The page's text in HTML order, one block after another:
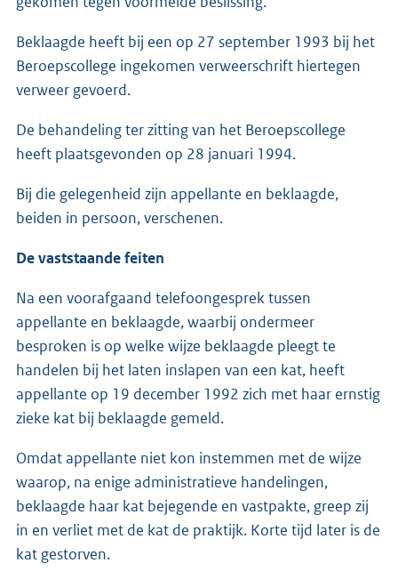
Beklaagde heeft bij een op 27 september 1993 bij het
Beroepscollege ingekomen verweerschrift hiertegen
verweer gevoerd.
De behandeling ter zitting van het Beroepscollege
heeft plaatsgevonden op 28 januari 1994.
Bij die gelegenheid zijn appellante en beklaagde,
beiden in persoon, verschenen.
De vaststaande feiten
Na een voorafgaand telefoongesprek tussen
appellante en beklaagde, waarbij ondermeer
besproken is op welke wijze beklaagde pleegt te
handelen bij het laten inslapen van een kat, heeft
appellante op 19 december 1992 zich met haar ernstig
zieke kat bij beklaagde gemeld.
Omdat appellante niet kon instemmen met de wijze
waarop, na enige administratieve handelingen,
beklaagde haar kat bejegende en vastpakte, greep zij
in en verliet met de kat de praktijk. Korte tijd later is de
kat gestorven.